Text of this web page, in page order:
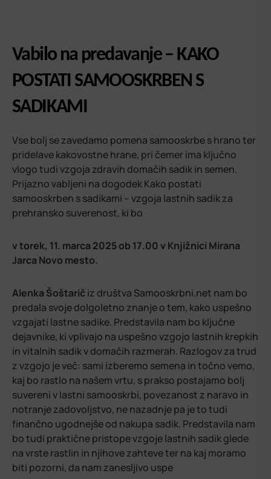
Vabilo na predavanje – KAKO
POSTATI SAMOOSKRBEN S
SADIKAMI
Vse bolj se zavedamo pomena samooskrbe s hrano ter
pridelave kakovostne hrane, pri čemer ima ključno
vlogo tudi vzgoja zdravih domačih sadik in semen.
Prijazno vabljeni na dogodek Kako postati
samooskrben s sadikami – vzgoja lastnih sadik za
prehransko suverenost, ki bo
v torek, 11. marca 2025 ob 17.00 v Knjižnici Mirana
Jarca Novo mesto.
Alenka Šoštaričiz društva Samooskrbni.net nam bo
predala svoje dolgoletno znanje o tem, kako uspešno
vzgajati lastne sadike. Predstavila nam bo ključne
dejavnike, ki vplivajo na uspešno vzgojo lastnih krepkih
in vitalnih sadik v domačih razmerah. Razlogov za trud
z vzgojo je več: sami izberemo semena in točno vemo,
kaj bo rastlo na našem vrtu, s prakso postajamo bolj
suvereni v lastni samooskrbi, povezanost z naravo in
notranje zadovoljstvo, ne nazadnje pa je to tudi
finančno ugodnejše od nakupa sadik. Predstavila nam
bo tudi praktične pristope vzgoje lastnih sadik glede
na vrste rastlin in njihove zahteve ter na kaj moramo
biti pozorni, da nam zanesljivo uspe